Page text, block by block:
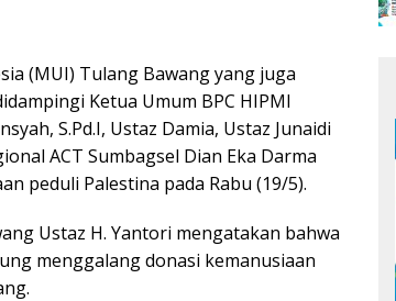
(MUI) Tulang Bawang yang juga
Ketua Umum BPC HIPMI
S.Pd.I, Ustaz Damia, Ustaz Junaidi
ACT Sumbagsel Dian Eka Darma
peduli Palestina pada Rabu (19/5).
Ustaz H. Yantori mengatakan bahwa
menggalang donasi kemanusiaan